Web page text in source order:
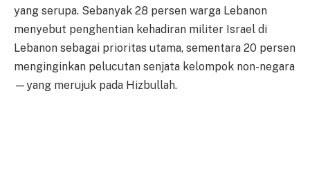
yang serupa. Sebanyak 28 persen warga Lebanon
menyebut penghentian kehadiran militer Israel di
Lebanon sebagai prioritas utama, sementara 20 persen
menginginkan pelucutan senjata kelompok non-negara
—yang merujuk pada Hizbullah.